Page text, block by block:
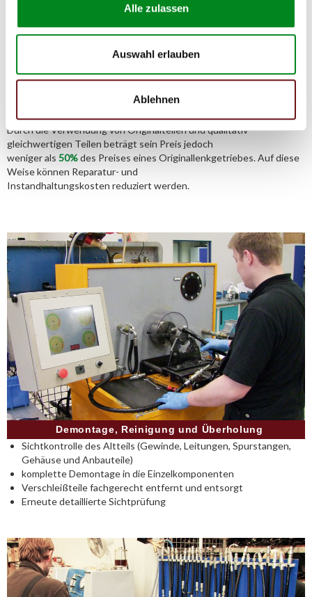
Alle zulassen
Auswahl erlauben
Ablehnen
Aufbereitungsprozess unserer
Lenkgetriebe und Servopumpen
Die Qualität und Lebensdauer eines überholten Lenkgetriebes ist
mit denen eines neuen Lenkgetriebes vergleichbar.
Durch die Verwendung von Originalteilen und qualitativ
gleichwertigen Teilen beträgt sein Preis jedoch
weniger als 50%des Preises eines Originallenkgetriebes. Auf diese
Weise können Reparatur- und
Instandhaltungskosten reduziert werden.
Demontage, Reinigung und Überholung
Sichtkontrolle des Altteils (Gewinde, Leitungen, Spurstangen,
Gehäuse und Anbauteile)
komplette Demontage in die Einzelkomponenten
Verschleißteile fachgerecht entfernt und entsorgt
Erneute detaillierte Sichtprüfung